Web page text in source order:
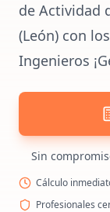
de Actividad
(León) con
Ingenieros
Sin
Cálculo
Profesionales